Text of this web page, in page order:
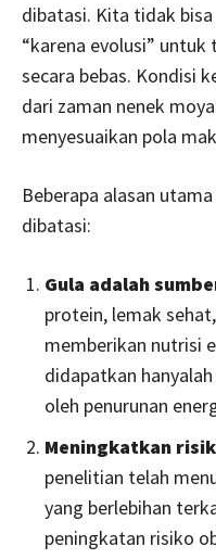
dibatasi. Kita tidak
“karena evolusi”
secara bebas. Kondisi
dari zaman nenek
menyesuaikan pola
Beberapa alasan
dibatasi:
Gula adalah
protein, lemak
memberikan nutrisi
didapatkan
oleh penurunan
Meningkatkan
penelitian telah
yang berlebihan
peningkatan risiko